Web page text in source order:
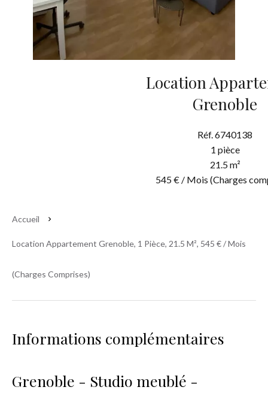
Location
Grenoble
Réf. 6740138
1 pièce
21.5 m²
545 € / Mois (Charges
Accueil
Location Appartement Grenoble, 1 Pièce, 21.5 M², 545 € / Mois
(Charges Comprises)
Informations complémentaires
Grenoble - Studio meublé -